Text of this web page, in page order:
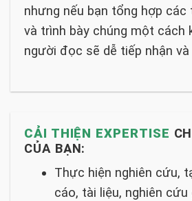
nhưng nếu bạn tổng hợp
và trình bày chúng một cách
người đọc sẽ dễ tiếp nhận và
CẢI THIỆN EXPERTISE
CỦA BẠN:
Thực hiện nghiên cứu,
cáo, tài liệu, nghiên